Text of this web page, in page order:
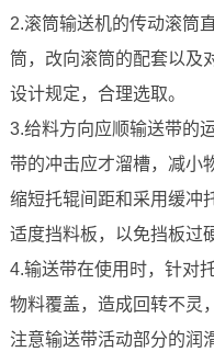
2.滚筒输送机的传动滚筒
筒，改向滚筒的配套以及
设计规定，合理选取。
3.给料方向应顺输送带的
带的冲击应才溜槽，减小
缩短托辊间距和采用缓冲
适度挡料板，以免挡板过
4.输送带在使用时，针对
物料覆盖，造成回转不灵
注意输送带活动部分的润